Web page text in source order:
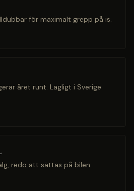
för maximalt grepp på is.
året runt. Lagligt i Sverige
redo att sättas på bilen.